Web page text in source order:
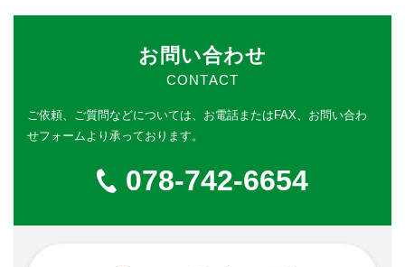
お問い合わせ
CONTACT
ご依頼、ご質問などについては、 お電話またはFAX、お問い合わ
せフォームより承っております。
078-742-6654